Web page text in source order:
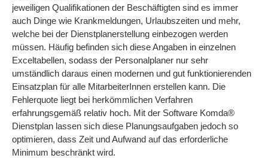
jeweiligen Qualifikationen der Beschäftigten sind es immer
auch Dinge wie Krankmeldungen, Urlaubszeiten und mehr,
welche bei der Dienstplanerstellung einbezogen werden
müssen. Häufig befinden sich diese Angaben in einzelnen
Exceltabellen, sodass der Personalplaner nur sehr
umständlich daraus einen modernen und gut funktionierenden
Einsatzplan für alle MitarbeiterInnen erstellen kann. Die
Fehlerquote liegt bei herkömmlichen Verfahren
erfahrungsgemäß relativ hoch. Mit der Software Komda®
Dienstplan lassen sich diese Planungsaufgaben jedoch so
optimieren, dass Zeit und Aufwand auf das erforderliche
Minimum beschränkt wird.